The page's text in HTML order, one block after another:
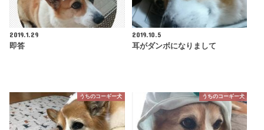
2019.1.29
即答
2019.10.5
耳がダンボになりまして
うちのコーギー犬 うちのコーギー犬